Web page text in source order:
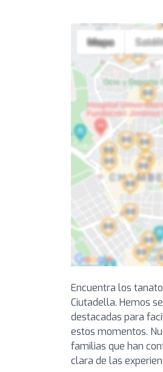
Encuentra los
Ciutadella. Hemos
destacadas para
estos momentos.
familias que han
clara de las